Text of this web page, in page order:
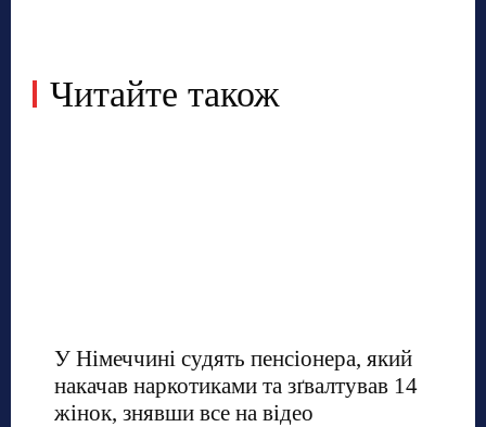
Читайте також
У Німеччині судять пенсіонера, який
накачав наркотиками та зґвалтував 14
жінок, знявши все на відео